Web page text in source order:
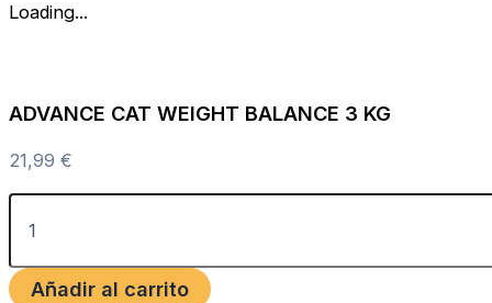
Loading...
ADVANCE CAT WEIGHT BALANCE 3 KG
21,99 €
Añadir al carrito